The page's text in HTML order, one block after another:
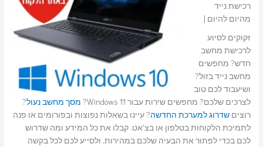
רכישת נייד
מהיום להיום |
זקוקים לסיוע
לרכישת מחשב
חדש? מחפשים
מחשב נייד בזול?
ושיעבוד לכם טוב
לצרכים שלכם? מחפשים שירות עבור Windows 11?
מסך מחשב נעול?
רוציםשדרוג למערכת החדשה? עיינו בשאלות נפוצות ובפורומים או פנה
לתמיכת הלקוחות בטלפון או בצ'אט. קבלו את כל המידע ומה שדרוש
לכם בכדי לפתור את הבעיה שלכם במהירות, ולסייע לכם לכל בקשה